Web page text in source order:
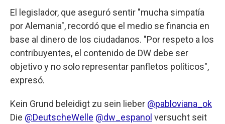
El legislador, que aseguró sentir "mucha simpatía
por Alemania", recordó que el medio se financia en
base al dinero de los ciudadanos. "Por respeto a los
contribuyentes, el contenido de DW debe ser
objetivo y no solo representar panfletos políticos",
expresó.
Kein Grund beleidigt zu sein lieber @pabloviana_ok
Die @DeutscheWelle @dw_espanol versucht seit